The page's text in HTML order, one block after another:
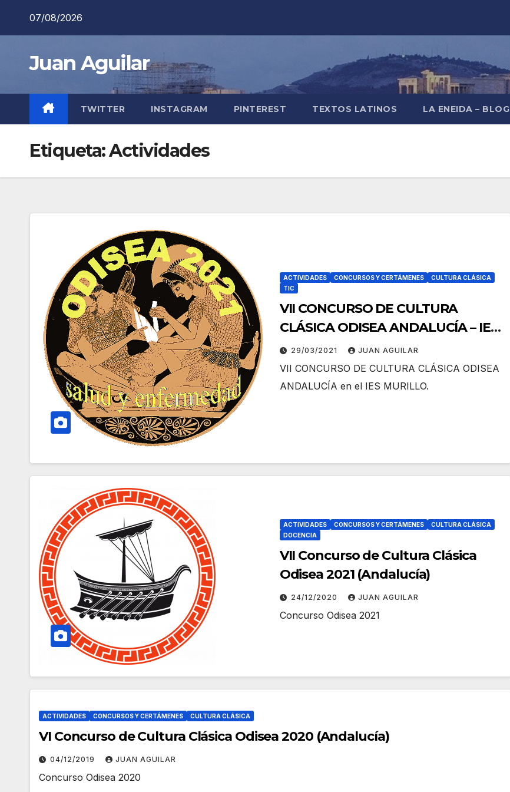
07/08/2026
Juan Aguilar
TWITTER INSTAGRAM PINTEREST TEXTOS LATINOS LA ENEIDA – BLOG
Etiqueta:Actividades
ACTIVIDADES CONCURSOS Y CERTÁMENES
CULTURA CLÁSICA
TIC
VII CONCURSO DE CULTURA
CLÁSICA ODISEA ANDALUCÍA – IES
MURILLO
29/03/2021 JUAN AGUILAR
VII CONCURSO DE CULTURA CLÁSICA ODISEA
ANDALUCÍA en el IES MURILLO.
ACTIVIDADES CONCURSOS Y CERTÁMENES
CULTURA CLÁSICA
DOCENCIA
VII Concurso de Cultura Clásica
Odisea 2021 (Andalucía)
24/12/2020 JUAN AGUILAR
Concurso Odisea 2021
ACTIVIDADES CONCURSOS Y CERTÁMENES CULTURA CLÁSICA
VI Concurso de Cultura Clásica Odisea 2020 (Andalucía)
04/12/2019 JUAN AGUILAR
Concurso Odisea 2020